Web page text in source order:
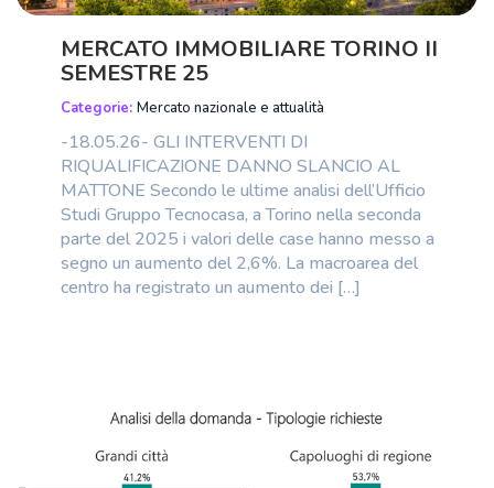
MERCATO IMMOBILIARE TORINO II
SEMESTRE 25
Categorie: Mercato nazionale e attualità
-18.05.26- GLI INTERVENTI DI
RIQUALIFICAZIONE DANNO SLANCIO AL
MATTONE Secondo le ultime analisi dell’Ufficio
Studi Gruppo Tecnocasa, a Torino nella seconda
parte del 2025 i valori delle case hanno messo a
segno un aumento del 2,6%. La macroarea del
centro ha registrato un aumento dei […]